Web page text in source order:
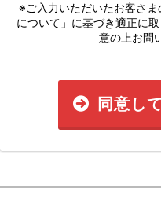
※ご入力いただいたお客さま
について」 に基づき適正に
意の上お問
同意し